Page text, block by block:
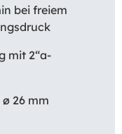
bei freiem
mit 2“a-
26 mm